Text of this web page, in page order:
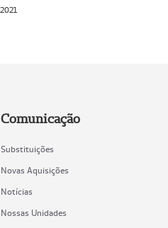
Comunicação
Substituições
Novas Aquisições
Notícias
Nossas Unidades